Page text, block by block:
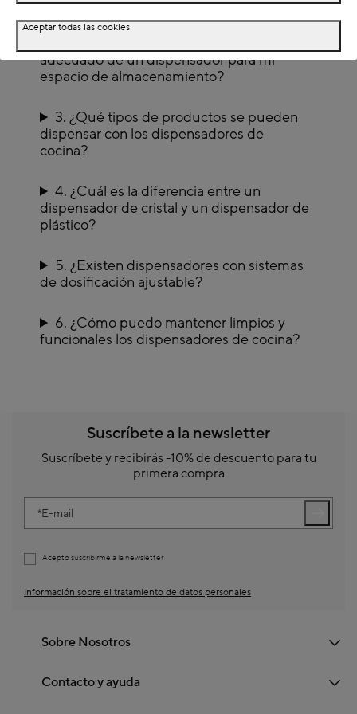
adecuado de un dispensador para mi
espacio de almacenamiento?
3. ¿Qué tipos de productos se pueden
dispensar con los dispensadores de
cocina?
4. ¿Cuál es la diferencia entre un
dispensador de cristal y un dispensador de
plástico?
5. ¿Existen dispensadores con sistemas
de dosificación ajustable?
6. ¿Cómo puedo mantener limpios y
funcionales los dispensadores de cocina?
Suscríbete a la newsletter
Suscríbete y recibirás -10% de descuento para tu
primera compra
E-mail
Acepto suscribirme a la newsletter
Información sobre el tratamiento de datos personales
Sobre Nosotros
Contacto y ayuda
Aceptar todas las cookies